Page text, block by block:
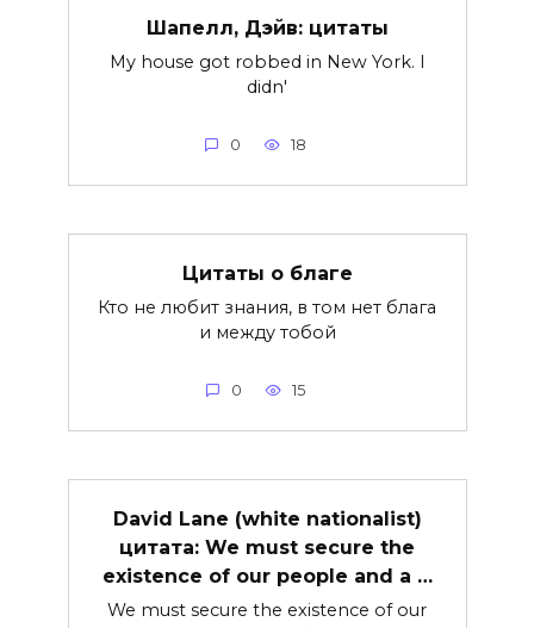
Шапелл, Дэйв: цитаты
My house got robbed in New York. I
didn'
0 18
Цитаты о благе
Кто не любит знания, в том нет блага
и между тобой
0 15
David Lane (white nationalist)
цитата: We must secure the
existence of our people and a …
We must secure the existence of our